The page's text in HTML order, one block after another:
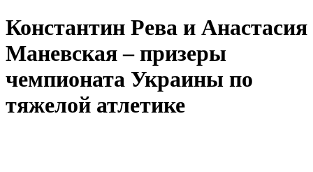
Константин Рева и Анастасия
Маневская – призеры
чемпионата Украины по
тяжелой атлетике